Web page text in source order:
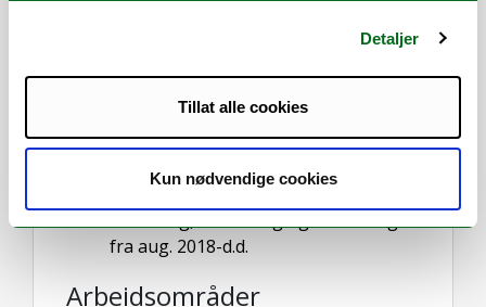
Detaljer
Tillat alle cookies
Kun nødvendige cookies
historie desember 2014- juli 2016
Vikarierende studiekonsulent for
institutt for farmasi, april 2026-juni
Ansatt ved UiT, Helsefak, Seksjon for
fra aug. 2018-d.d.
Arbeidsområder